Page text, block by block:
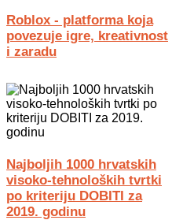
Roblox - platforma koja
povezuje igre, kreativnost
i zaradu
Najboljih 1000 hrvatskih
visoko-tehnoloških tvrtki
po kriteriju DOBITI za
2019. godinu